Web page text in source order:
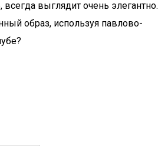
выглядит очень элегантно.
образ, используя павлово-